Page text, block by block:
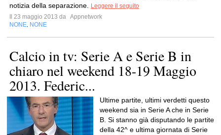
notizia della separazione.
Leggere il seguito
Il 23 maggio 2013 da Appnetwork
NONE NONE
Calcio in tv: Serie A e Serie B in
chiaro nel weekend 18-19 Maggio
2013. Federic...
Ultime partite, ultimi verdetti questo
weekend sia in Serie A che in Serie
B. Si stanno già disputando le partite
della 42^ e ultima giornata di Serie